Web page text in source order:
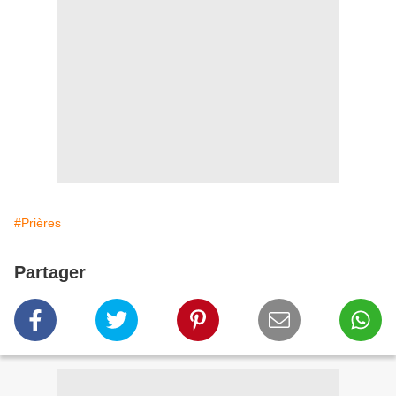
#Prières
Partager